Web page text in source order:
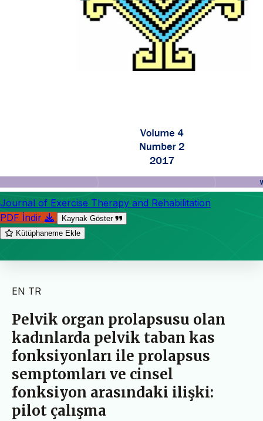
Journal of Exercise Therapy and Rehabilitation
PDF İndir
Kaynak Göster
Kütüphaneme Ekle
EN TR
Pelvik organ prolapsusu olan
kadınlarda pelvik taban kas
fonksiyonları ile prolapsus
semptomları ve cinsel
fonksiyon arasındaki ilişki:
pilot çalışma